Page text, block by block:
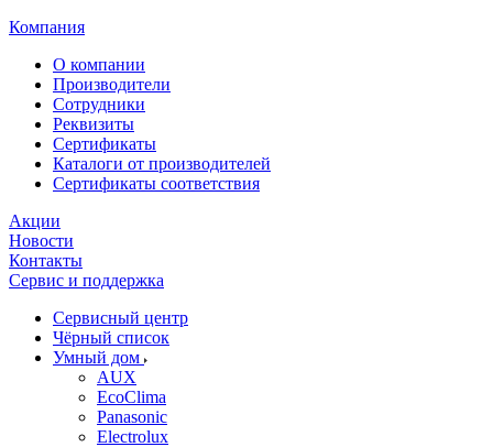
Компания
О компании
Производители
Сотрудники
Реквизиты
Сертификаты
Каталоги от производителей
Сертификаты соответствия
Акции
Новости
Контакты
Сервис и поддержка
Сервисный центр
Чёрный список
Умный дом
AUX
EcoClima
Panasonic
Electrolux